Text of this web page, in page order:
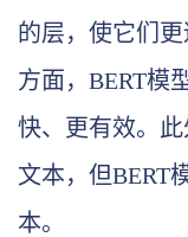
的层，使它们
方面，BERT模
快、更有效。
文本，但BERT
本。